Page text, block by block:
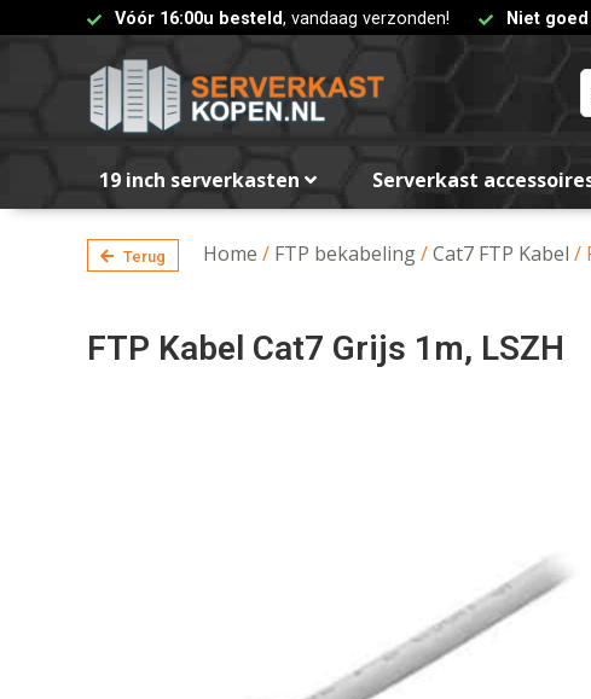
Vóór 16:00u besteld, vandaag verzonden! Niet goed
19 inch serverkasten Serverkast
Terug Home / FTP bekabeling/Cat7 FTP Kabel /
FTP Kabel Cat7 Grijs 1m, LSZH